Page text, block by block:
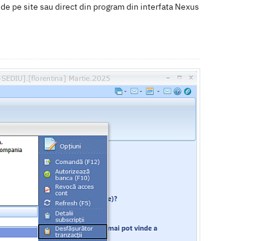
pe site sau direct din program din interfata Nexus